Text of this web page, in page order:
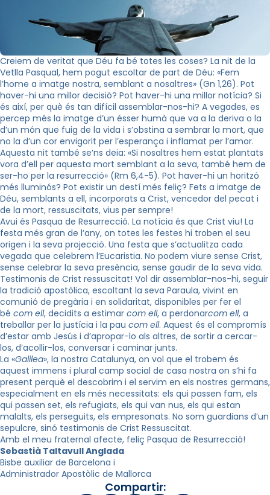
Creiem de veritat que Déu fa bé totes les coses? La nit de la
Vetlla Pasqual, hem pogut escoltar de part de Déu: «Fem
l’home a imatge nostra, semblant a nosaltres» (Gn 1,26). Pot
haver-hi una millor decisió? Pot haver-hi una millor notícia? Si
és així, per què és tan difícil assemblar-nos-hi? A vegades, es
percep més la imatge d’un ésser humà que va a la deriva o la
d’un món que fuig de la vida i s’obstina a sembrar la mort, que
no la d’un cor envigorit per l’esperança i inflamat per l’amor.
Aquesta nit també se’ns deia: «Si nosaltres hem estat plantats
vora d’ell per aquesta mort semblant a la seva, també hem de
ser-ho per la resurrecció» (Rm 6,4-5). Pot haver-hi un horitzó
més lluminós? Pot existir un destí més feliç? Fets a imatge de
Déu, semblants a ell, incorporats a Crist, vencedor del pecat i
de la mort, ressuscitats, vius per sempre!
Avui és Pasqua de Resurrecció. La notícia és que Crist viu! La
festa més gran de l’any, on totes les festes hi troben el seu
origen i la seva projecció. Una festa que s’actualitza cada
vegada que celebrem l’Eucaristia. No podem viure sense Crist,
sense celebrar la seva presència, sense gaudir de la seva vida.
Testimonis de Crist ressuscitat! Vol dir assemblar-nos-hi, seguir
la tradició apostòlica, escoltant la seva Paraula, vivint en
comunió de pregària i en solidaritat, disponibles per fer el
bé com ell, decidits a estimar com ell, a perdonarcom ell, a
treballar per la justícia i la pau com ell. Aquest és el compromís
d’estar amb Jesús i d’apropar-lo als altres, de sortir a cercar-
los, d’acollir-los, conversar i caminar junts.
La «Galilea», la nostra Catalunya, on vol que el trobem és
aquest immens i plural camp social de casa nostra on s’hi fa
present perquè el descobrim i el servim en els nostres germans,
especialment en els més necessitats: els qui passen fam, els
qui passen set, els refugiats, els qui van nus, els qui estan
malalts, els perseguits, els empresonats. No som guardians d’un
sepulcre, sinó testimonis de Crist Ressuscitat.
Amb el meu fraternal afecte, feliç Pasqua de Resurrecció!
Sebastià Taltavull Anglada
Bisbe auxiliar de Barcelona i
Administrador Apostòlic de Mallorca
Compartir: